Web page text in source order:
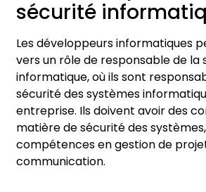
sécurité
Les développeurs informatiques
vers un rôle de responsable de la
informatique, où ils sont
sécurité des systèmes
entreprise. Ils doivent avoir des
matière de sécurité des
compétences en gestion de
communication.